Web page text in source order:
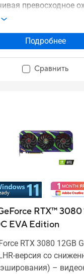
превосходное
Подробнее
Сравнить
RTX™ 3080
EVA Edition
RTX 3080 12GB
версия со
–